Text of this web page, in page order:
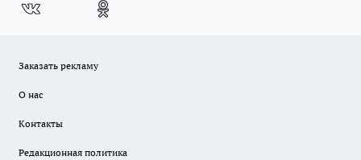
Заказать рекламу
О нас
Контакты
Редакционная политика